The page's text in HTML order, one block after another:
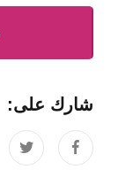
شارك على: